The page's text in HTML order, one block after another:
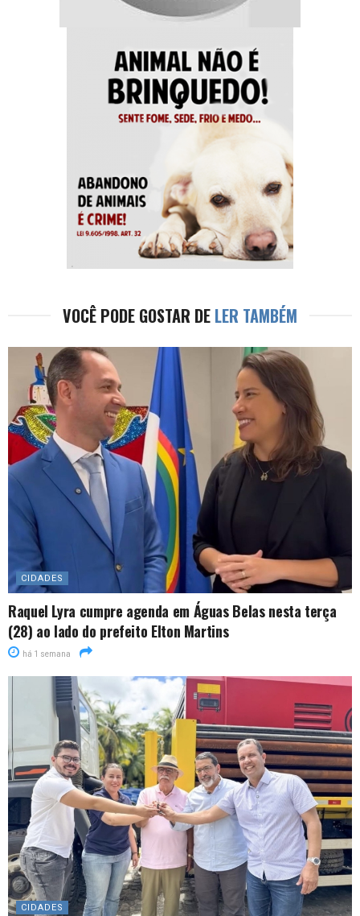
VOCÊ PODE GOSTAR DE LER TAMBÉM
CIDADES
Raquel Lyra cumpre agenda em Águas Belas nesta terça
(28) ao lado do prefeito Elton Martins
há 1 semana
CIDADES